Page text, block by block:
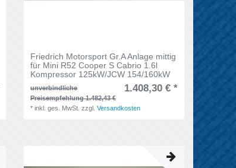
Friedrich Motorsport Gr.A Anlage mittig
für Mini R52 Cooper S Cabrio 1.6l
Kompressor 125kW/JCW 154/160kW
unverbindliche
Preisempfehlung 1.482,43 €
1.408,30 € *
*inkl. ges. MwSt. zzgl.Versandkosten